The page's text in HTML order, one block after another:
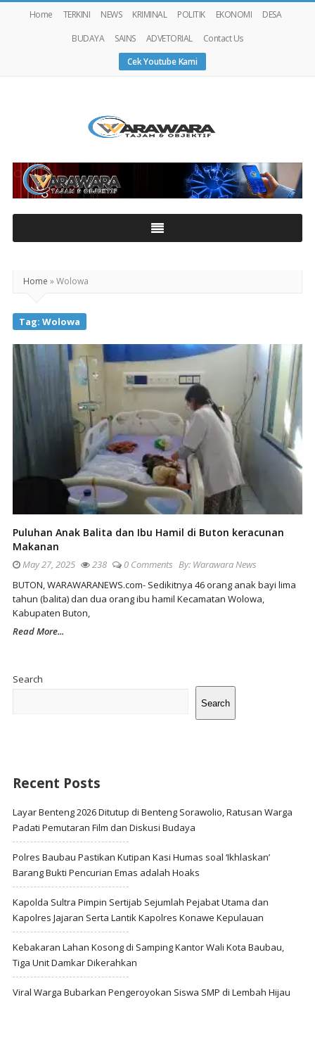
Home TERKINI NEWS KRIMINAL POLITIK EKONOMI
DESA
BUDAYA
SAINS ADVETORIAL
Contact Us
Cek Youtube Kami
Warawaranews
Home »Wolowa
Tag: Wolowa
Puluhan Anak Balita dan Ibu Hamil di Buton keracunan
Makanan
May 27, 2025 238 0 Comments By: Warawara News
BUTON, WARAWARANEWS.com- Sedikitnya 46 orang anak bayi lima
tahun (balita) dan dua orang ibu hamil Kecamatan Wolowa,
Kabupaten Buton,
Read More...
Search
Search
Recent Posts
Layar Benteng 2026 Ditutup di Benteng Sorawolio, Ratusan Warga
Padati Pemutaran Film dan Diskusi Budaya
Polres Baubau Pastikan Kutipan Kasi Humas soal ‘Ikhlaskan’
Barang Bukti Pencurian Emas adalah Hoaks
Kapolda Sultra Pimpin Sertijab Sejumlah Pejabat Utama dan
Kapolres Jajaran Serta Lantik Kapolres Konawe Kepulauan
Kebakaran Lahan Kosong di Samping Kantor Wali Kota Baubau,
Tiga Unit Damkar Dikerahkan
Viral Warga Bubarkan Pengeroyokan Siswa SMP di Lembah Hijau